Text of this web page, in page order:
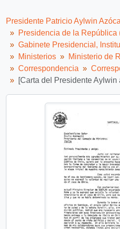
Presidente Patricio Aylwin
Presidencia de la República
Gabinete Presidencial,
Ministerios
Ministerio de
Correspondencia
[Carta del Presidente